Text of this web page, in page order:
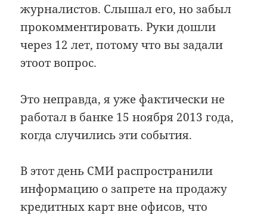
журналистов. Слышал его, но забыл
прокомментировать. Руки дошли
через 12 лет, потому что вы задали
этоот вопрос.
Это неправда, я уже фактически не
работал в банке 15 ноября 2013 года,
когда случились эти события.
В этот день СМИ распространили
информацию о запрете на продажу
кредитных карт вне офисов, что